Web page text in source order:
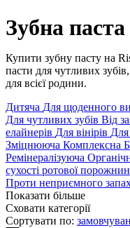
Зубна паста
Купити зубну пасту на
пасти для чутливих
для всієї родини.
Дитяча Для щоденного
Для чутливих зубів Від
елайнерів Для вінірів Для
Зміцнююча Комплексна
Ремінералізуюча
сухості ротової
Проти неприємного
Показати більше
Сховати категорії
Сортувати по: